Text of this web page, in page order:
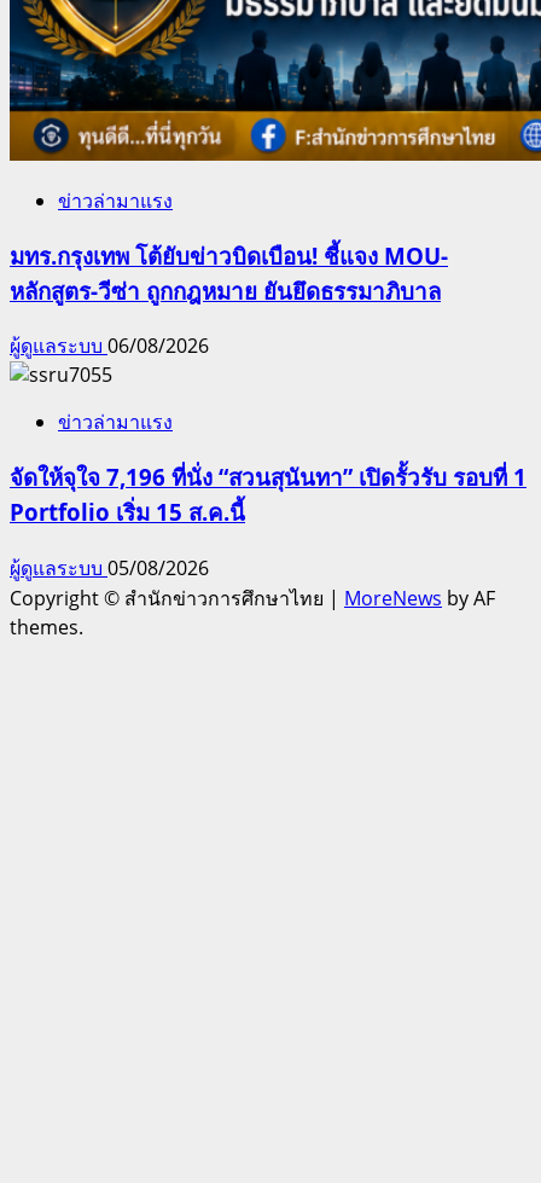
ข่าวล่ามาแรง
มทร.กรุงเทพ โต้ยับข่าวบิดเบือน! ชี้แจง MOU-
หลักสูตร-วีซ่า ถูกกฎหมาย ยันยึดธรรมาภิบาล
ผู้ดูแลระบบ 06/08/2026
ข่าวล่ามาแรง
จัดให้จุใจ 7,196 ที่นั่ง “สวนสุนันทา” เปิดรั้วรับ รอบที่ 1
Portfolio เริ่ม 15 ส.ค.นี้
ผู้ดูแลระบบ 05/08/2026
Copyright © สำนักข่าวการศึกษาไทย | MoreNews by AF
themes.